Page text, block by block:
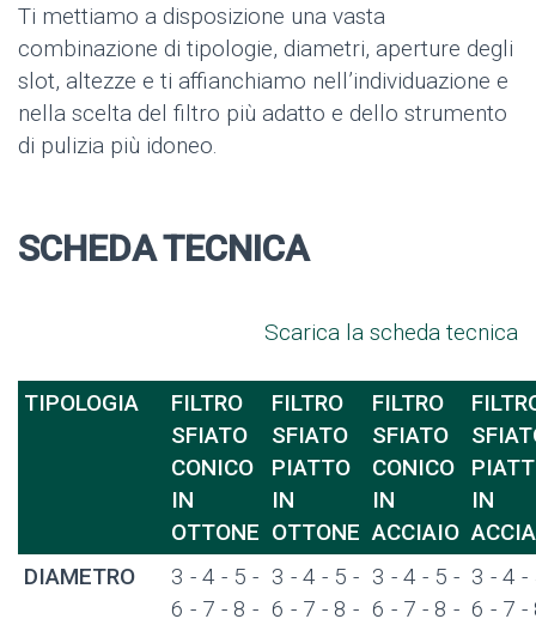
Ti mettiamo a disposizione una vasta
combinazione di tipologie, diametri, aperture degli
slot, altezze e ti affianchiamo nell’individuazione e
nella scelta del filtro più adatto e dello strumento
di pulizia più idoneo.
SCHEDA TECNICA
Scarica la scheda tecnica
TIPOLOGIA
FILTRO
SFIATO
CONICO
IN
OTTONE
FILTRO
SFIATO
PIATTO
IN
OTTONE
FILTRO
SFIATO
CONICO
IN
ACCIAIO
IN
DIAMETRO
3 - 4 - 5 -
6 - 7 - 8 -
3 - 4 - 5 -
6 - 7 - 8 -
3 - 4 - 5 -
6 - 7 - 8 -
3 - 4 -
6 - 7 -